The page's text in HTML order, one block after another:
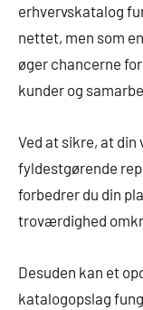
erhvervskatalog
nettet, men som
øger chancerne
kunder og
Ved at sikre, at
fyldestgørende
forbedrer du din
troværdighed
Desuden kan et
katalogopslag